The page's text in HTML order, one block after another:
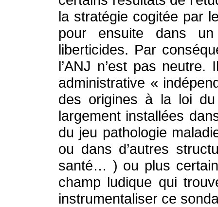
la stratégie cogitée par
pour ensuite dans
liberticides. Par
l’ANJ n’est pas
administrative «
des origines à la loi
largement installées
du jeu pathologie
ou dans d’autres
santé… ) ou plus
champ ludique qui
instrumentaliser ce